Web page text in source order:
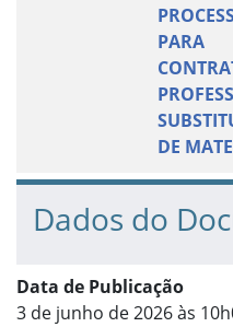
PARA
DE
Dados do
Data de Publicação
3 de junho de 2026 às